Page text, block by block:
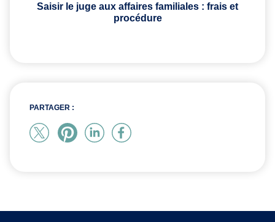
Saisir le juge aux affaires familiales : frais et
procédure
PARTAGER :